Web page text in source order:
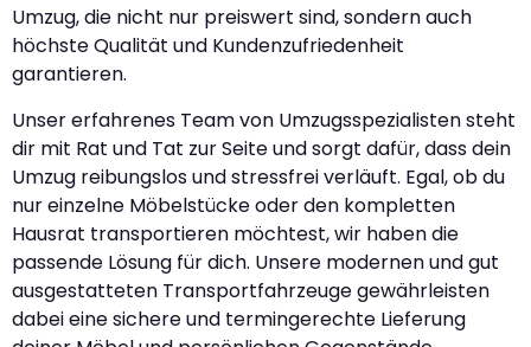
Umzug, die nicht nur preiswert sind, sondern auch
höchste Qualität und Kundenzufriedenheit
garantieren.
Unser erfahrenes Team von Umzugsspezialisten steht
dir mit Rat und Tat zur Seite und sorgt dafür, dass dein
Umzug reibungslos und stressfrei verläuft. Egal, ob du
nur einzelne Möbelstücke oder den kompletten
Hausrat transportieren möchtest, wir haben die
passende Lösung für dich. Unsere modernen und gut
ausgestatteten Transportfahrzeuge gewährleisten
dabei eine sichere und termingerechte Lieferung